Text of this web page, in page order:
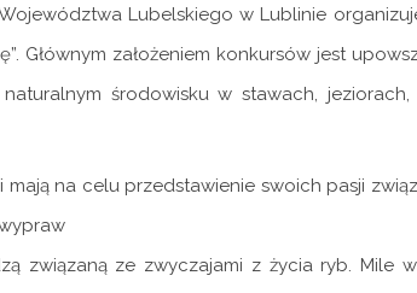
Województwa Lubelskiego w Lublinie
Głównym założeniem konkursów jest
środowisku w stawach,
mają na celu przedstawienie swoich pasji
związaną ze zwyczajami z życia ryb. Mile